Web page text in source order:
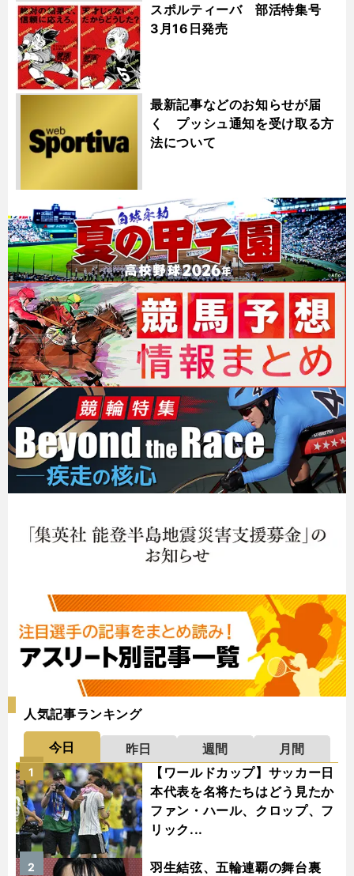
スポルティーバ 部活特集号
3月16日発売
最新記事などのお知らせが届
く プッシュ通知を受け取る方
法について
人気記事ランキング
今日 昨日 週間
月間
【ワールドカップ】サッカー日
本代表を名将たちはどう見たか
ファン・ハール、クロップ、フ
リック...
1
羽生結弦、五輪連覇の舞台裏
2